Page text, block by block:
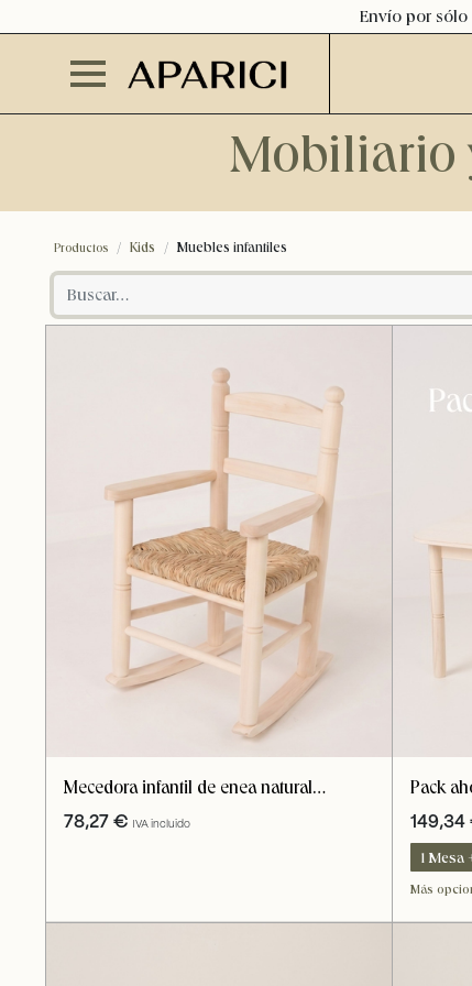
Envío por
Mobiliario
Productos Kids Muebles infantiles
Mecedora infantil de enea natural
pequeña
78,27 € IVA incluido
Pack
madera
149,34
1 Mesa
1 Mesa
Más